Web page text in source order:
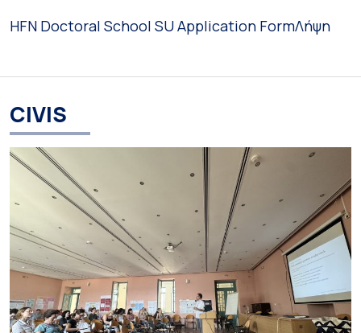
HFN Doctoral School SU Application FormΛήψη
CIVIS